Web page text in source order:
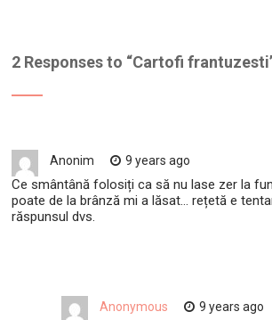
2 Responses to “Cartofi frantuzesti
Anonim 9 years ago
Ce smântână folosiți ca să nu lase zer la
poate de la brânză mi a lăsat… rețetă e
răspunsul dvs.
Anonymous 9 years ago